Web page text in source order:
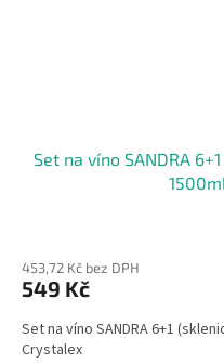
Set na víno SANDRA
453,72 Kč bez DPH
549 Kč
Set na víno SANDRA 6+1
Crystalex